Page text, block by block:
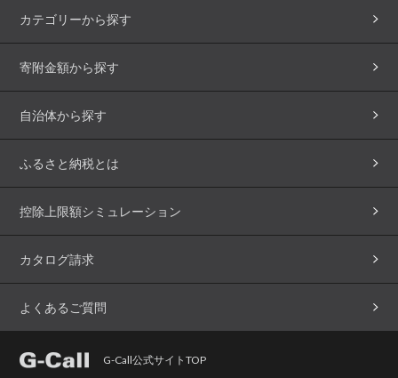
カテゴリーから探す
寄附金額から探す
自治体から探す
ふるさと納税とは
控除上限額シミュレーション
カタログ請求
よくあるご質問
G-Call公式サイトTOP